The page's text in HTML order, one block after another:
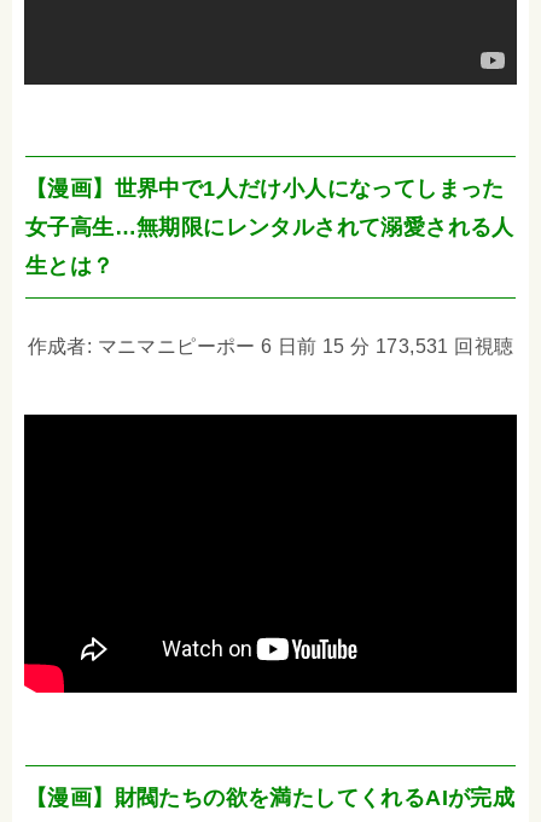
【漫画】世界中で1人だけ小人になってしまった
女子高生…無期限にレンタルされて溺愛される人
生とは？
作成者: マニマニピーポー 6 日前 15 分 173,531 回視聴
【漫画】財閥たちの欲を満たしてくれるAIが完成